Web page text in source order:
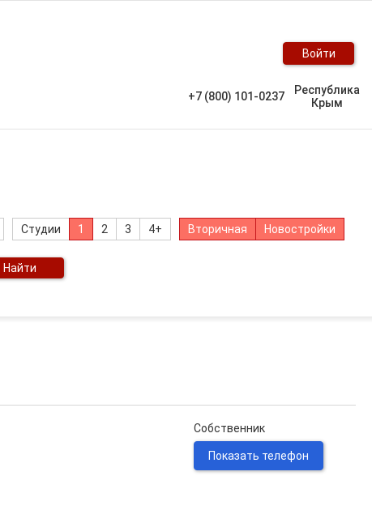
Войти
+7 (800) 101-0237
Республика
Крым
Студии 1 2 3 4+ Вторичная Новостройки
Найти
Собственник
Показать телефон